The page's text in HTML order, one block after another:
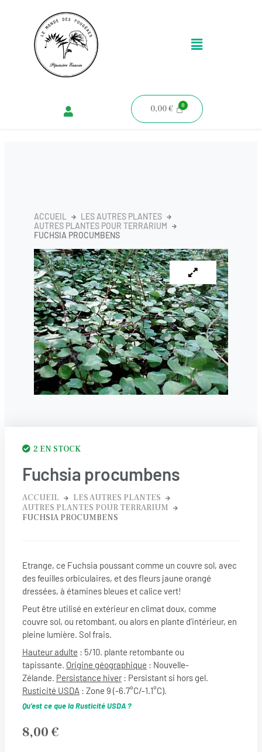
Menu
0,00€
ACCUEIL
LES AUTRES PLANTES
AUTRES PLANTES POUR TERRARIUM
FUCHSIA PROCUMBENS
2 EN STOCK
Fuchsia procumbens
ACCUEIL
LES AUTRES PLANTES
AUTRES PLANTES POUR TERRARIUM
FUCHSIA PROCUMBENS
Etrange, ce Fuchsia poussant comme un couvre sol, avec
des feuilles orbiculaires, et des fleurs jaune orangé
dressées, à étamines bleues et calice vert!
Peut être utilisé en extérieur en climat doux, comme
couvre sol, ou retombant, ou alors en plante d’intérieur, en
pleine lumière. Sol frais.
Hauteur adulte : 5/10. plante retombante ou
tapissante. Origine géographique : Nouvelle-
Zélande. Persistance hiver: Persistant si hors gel.
Rusticité USDA: Zone 9 (-6.7°C/-1.1°C).
Qu’est ce que la Rusticité USDA ?
8,00 €